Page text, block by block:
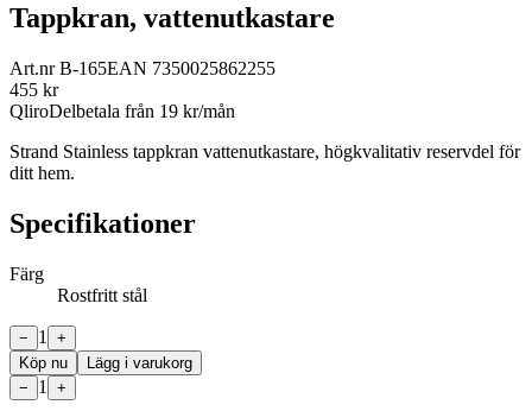
Tappkran, vattenutkastare
Art.nrB-165EAN 7350025862255
455 kr
QliroDelbetala från 19 kr/mån
Strand Stainless tappkran vattenutkastare, högkvalitativ reservdel för
ditt hem.
Specifikationer
Färg
Rostfritt stål
− 1
+
Köp nu
Lägg i varukorg
−
1 +